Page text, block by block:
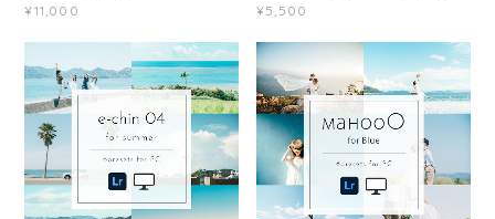
¥11,000
¥5,500